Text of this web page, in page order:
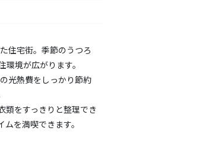
住宅街。季節のうつろ
境が広がります。
光熱費をしっかり節約
類をすっきりと整理でき
を満喫できます。